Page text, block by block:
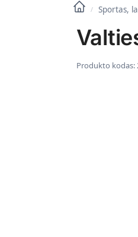
/ Sportas,
Produkto kodas: